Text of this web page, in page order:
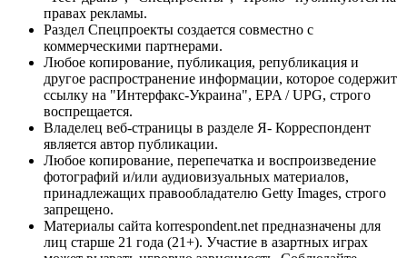
правах рекламы.
Раздел Спецпроекты создается совместно с
коммерческими партнерами.
Любое копирование, публикация, републикация и
другое распространение информации, которое содержит
ссылку на "Интерфакс-Украина", EPA / UPG, строго
воспрещается.
Владелец веб-страницы в разделе Я- Корреспондент
является автор публикации.
Любое копирование, перепечатка и воспроизведение
фотографий и/или аудиовизуальных материалов,
принадлежащих правообладателю Getty Images, строго
запрещено.
Материалы сайта korrespondent.net предназначены для
лиц старше 21 года (21+). Участие в азартных играх